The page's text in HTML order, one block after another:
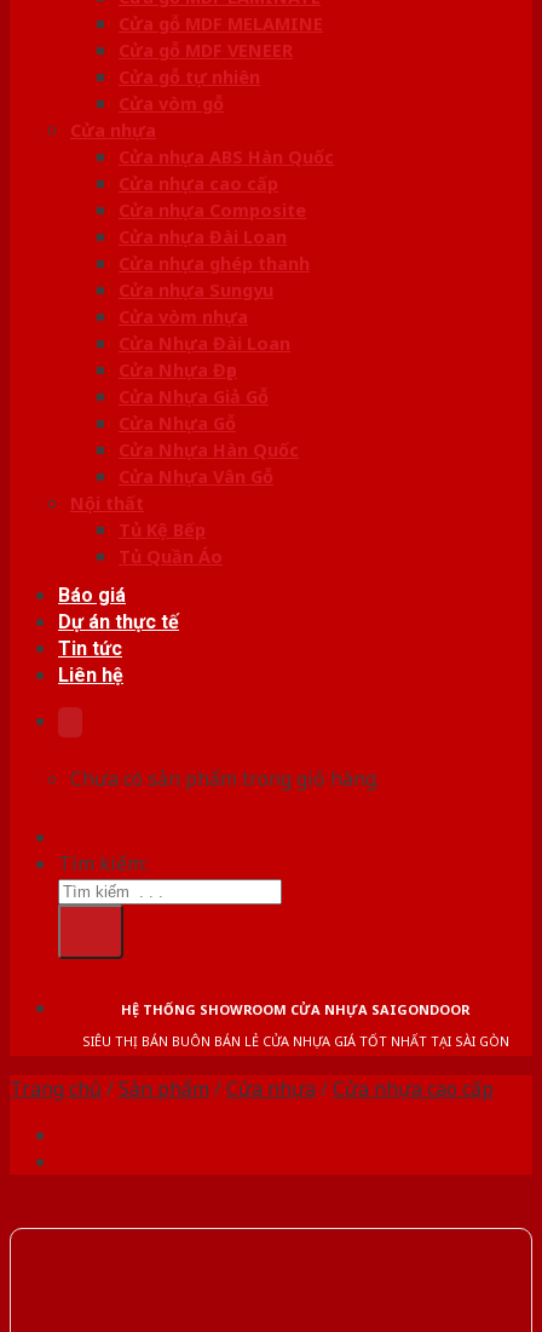
Cửa gỗ MDF MELAMINE
Cửa gỗ MDF VENEER
Cửa gỗ tự nhiên
Cửa vòm gỗ
Cửa nhựa
Cửa nhựa ABS Hàn Quốc
Cửa nhựa cao cấp
Cửa nhựa Composite
Cửa nhựa Đài Loan
Cửa nhựa ghép thanh
Cửa nhựa Sungyu
Cửa vòm nhựa
Cửa Nhựa Đài Loan
Cửa Nhựa Đẹp
Cửa Nhựa Giả Gỗ
Cửa Nhựa Gỗ
Cửa Nhựa Hàn Quốc
Cửa Nhựa Vân Gỗ
Nội thất
Tủ Kệ Bếp
Tủ Quần Áo
Báo giá
Dự án thực tế
Tin tức
Liên hệ
Chưa có sản phẩm trong giỏ hàng.
Tìm kiếm:
HỆ THỐNG SHOWROOM CỬA NHỰA SAIGONDOOR
SIÊU THỊ BÁN BUÔN BÁN LẺ CỬA NHỰA GIÁ TỐT NHẤT TẠI SÀI GÒN
Trang chủ /Sản phẩm /Cửa nhựa /Cửa nhựa cao cấp